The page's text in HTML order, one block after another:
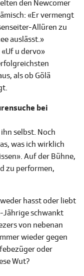
den Newcomer
«Er vermengt
Allüren zu
auslässt.»
u dervo»
als ob Gölä
bei
selbst. Noch
was ich wirklich
Auf der Bühne,
zu performen,
hasst oder liebt
Jährige schwankt
von nebenan
wieder gegen
oder
Wut?